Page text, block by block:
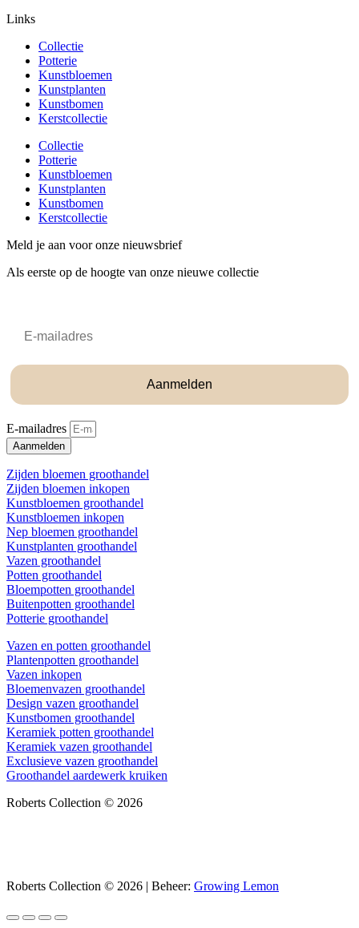
Links
Collectie
Potterie
Kunstbloemen
Kunstplanten
Kunstbomen
Kerstcollectie
Collectie
Potterie
Kunstbloemen
Kunstplanten
Kunstbomen
Kerstcollectie
Meld je aan voor onze nieuwsbrief
Als eerste op de hoogte van onze nieuwe collectie
Aanmelden
E-mailadres
Aanmelden
Zijden bloemen groothandel
Zijden bloemen inkopen
Kunstbloemen groothandel
Kunstbloemen inkopen
Nep bloemen groothandel
Kunstplanten groothandel
Vazen groothandel
Potten groothandel
Bloempotten groothandel
Buitenpotten groothandel
Potterie groothandel
Vazen en potten groothandel
Plantenpotten groothandel
Vazen inkopen
Bloemenvazen groothandel
Design vazen groothandel
Kunstbomen groothandel
Keramiek potten groothandel
Keramiek vazen groothandel
Exclusieve vazen groothandel
Groothandel aardewerk kruiken
Roberts Collection © 2026
Roberts Collection © 2026 | Beheer: Growing Lemon